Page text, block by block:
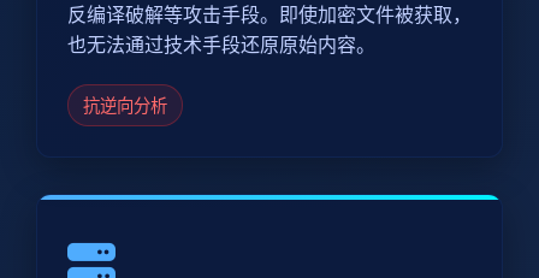
反编译破解等攻击手段。即使加密文件被获取，
也无法通过技术手段还原原始内容。
抗逆向分析